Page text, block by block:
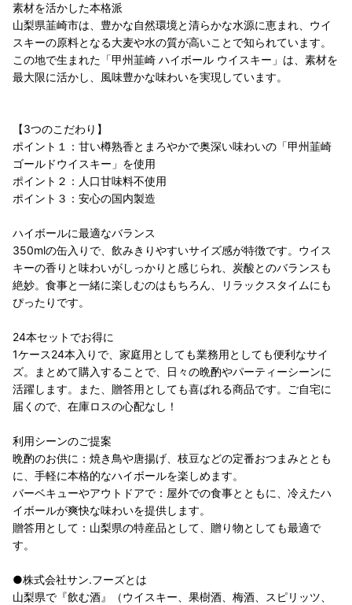
素材を活かした本格派
山梨県韮崎市は、豊かな自然環境と清らかな水源に恵まれ、ウイ
スキーの原料となる大麦や水の質が高いことで知られています。
この地で生まれた「甲州韮崎 ハイボール ウイスキー」は、素材を
最大限に活かし、風味豊かな味わいを実現しています。
【3つのこだわり】
ポイント１：甘い樽熟香とまろやかで奥深い味わいの「甲州韮崎
ゴールドウイスキー」を使用
ポイント２：人口甘味料不使用
ポイント３：安心の国内製造
ハイボールに最適なバランス
350mlの缶入りで、飲みきりやすいサイズ感が特徴です。ウイス
キーの香りと味わいがしっかりと感じられ、炭酸とのバランスも
絶妙。食事と一緒に楽しむのはもちろん、リラックスタイムにも
ぴったりです。
24本セットでお得に
1ケース24本入りで、家庭用としても業務用としても便利なサイ
ズ。まとめて購入することで、日々の晩酌やパーティーシーンに
活躍します。また、贈答用としても喜ばれる商品です。ご自宅に
届くので、在庫ロスの心配なし！
利用シーンのご提案
晩酌のお供に：焼き鳥や唐揚げ、枝豆などの定番おつまみととも
に、手軽に本格的なハイボールを楽しめます。
バーベキューやアウトドアで：屋外での食事とともに、冷えたハ
イボールが爽快な味わいを提供します。
贈答用として：山梨県の特産品として、贈り物としても最適で
す。
●株式会社サン.フーズとは
山梨県で『飲む酒』（ウイスキー、果樹酒、梅酒、スピリッツ、